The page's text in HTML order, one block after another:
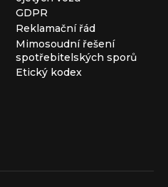
GDPR
Reklamační řád
Mimosoudní řešení
spotřebitelských sporů
Etický kodex